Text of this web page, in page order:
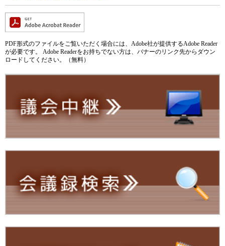
PDF形式のファイルをご覧いただく場合には、Adobe社が提供するAdobe Reader
が必要です。
Adobe Readerをお持ちでない方は、バナーのリンク先からダウン
ロードしてください。（無料）